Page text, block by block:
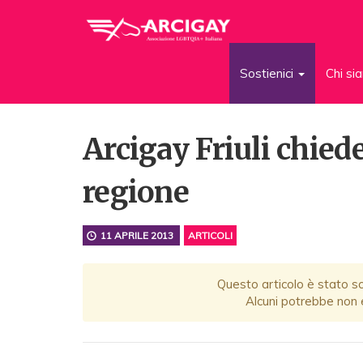
Sostienici Chi
Arcigay Friuli
regione
11 APRILE 2013 ARTICOLI
Questo articolo è stato
Alcuni potrebbe non